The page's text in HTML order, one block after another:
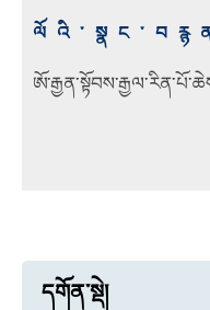
དགོན་སྡེ།